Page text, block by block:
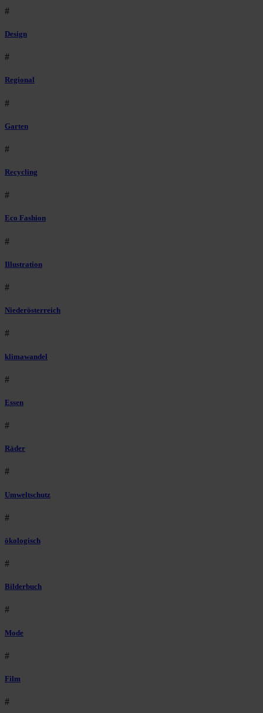
#
Design
#
Regional
#
Garten
#
Recycling
#
Eco Fashion
#
Illustration
#
Niederösterreich
#
klimawandel
#
Essen
#
Räder
#
Umweltschutz
#
ökologisch
#
Bilderbuch
#
Mode
#
Film
#